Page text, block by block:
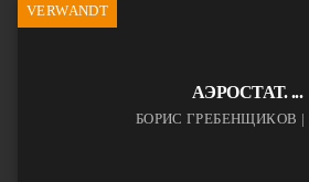
VERWANDT
АЭРОСТАТ. ...
БОРИС ГРЕБЕНЩИКОВ |